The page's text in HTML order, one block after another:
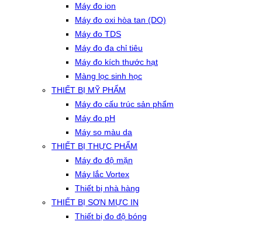
Máy đo ion
Máy đo oxi hòa tan (DO)
Máy đo TDS
Máy đo đa chỉ tiêu
Máy đo kích thước hạt
Màng lọc sinh học
THIẾT BỊ MỸ PHẨM
Máy đo cấu trúc sản phẩm
Máy đo pH
Máy so màu da
THIẾT BỊ THỰC PHẨM
Máy đo độ mặn
Máy lắc Vortex
Thiết bị nhà hàng
THIẾT BỊ SƠN MỰC IN
Thiết bị đo độ bóng